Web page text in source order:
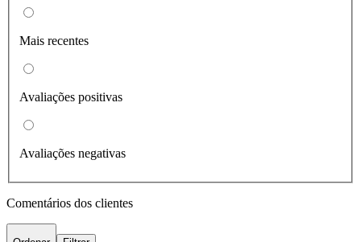
Mais recentes
Avaliações positivas
Avaliações negativas
Comentários dos clientes